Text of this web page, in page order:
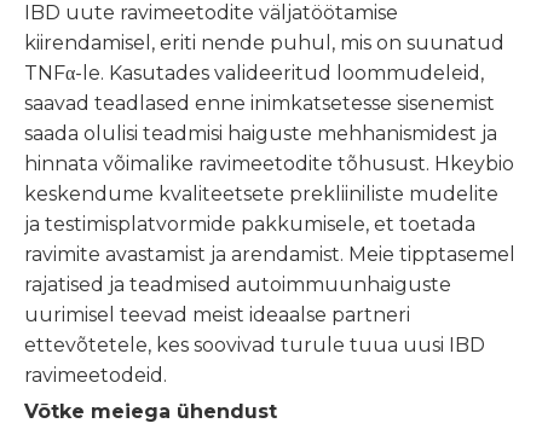
IBD uute ravimeetodite väljatöötamise
kiirendamisel, eriti nende puhul, mis on suunatud
TNFα-le. Kasutades valideeritud loommudeleid,
saavad teadlased enne inimkatsetesse sisenemist
saada olulisi teadmisi haiguste mehhanismidest ja
hinnata võimalike ravimeetodite tõhusust. Hkeybio
keskendume kvaliteetsete prekliiniliste mudelite
ja testimisplatvormide pakkumisele, et toetada
ravimite avastamist ja arendamist. Meie tipptasemel
rajatised ja teadmised autoimmuunhaiguste
uurimisel teevad meist ideaalse partneri
ettevõtetele, kes soovivad turule tuua uusi IBD
ravimeetodeid.
Võtke meiega ühendust